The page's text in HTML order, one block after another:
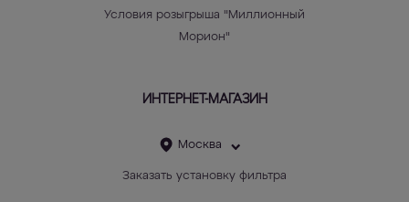
Условия розыгрыша "Миллионный
Морион"
ИНТЕРНЕТ-МАГАЗИН
Москва
Заказать установку фильтра